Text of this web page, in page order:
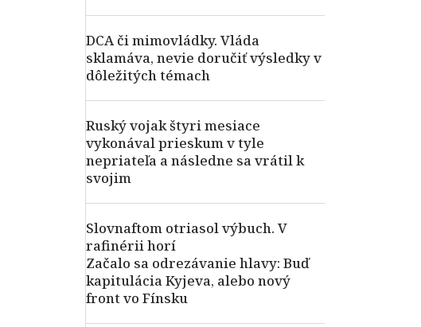
DCA či mimovládky. Vláda
sklamáva, nevie doručiť výsledky v
dôležitých témach
Ruský vojak štyri mesiace
vykonával prieskum v tyle
nepriateľa a následne sa vrátil k
svojim
Slovnaftom otriasol výbuch. V
rafinérii horí
Začalo sa odrezávanie hlavy: Buď
kapitulácia Kyjeva, alebo nový
front vo Fínsku